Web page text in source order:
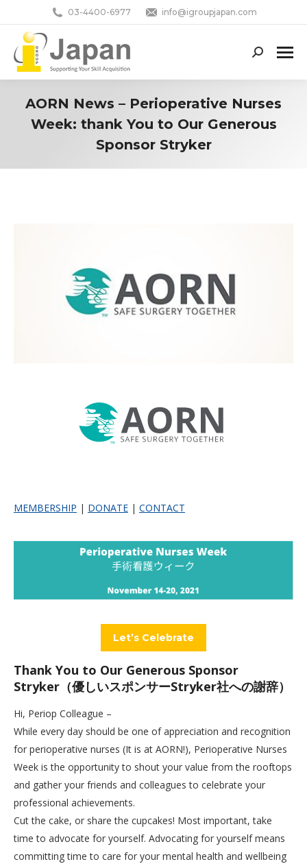
03-4400-6977 info@igroupjapan.com
Search:
AORN News – Perioperative Nurses
Week: thank You to Our Generous
Sponsor Stryker
MEMBERSHIP | DONATE | CONTACT
Let’s Celebrate
Thank You to Our Generous Sponsor
Stryker（優しいスポンサーStryker社への謝辞）
Hi, Periop Colleague –
While every day should be one of appreciation and recognition
for perioperative nurses (It is at AORN!), Perioperative Nurses
Week is the opportunity to shout your value from the rooftops
and gather your friends and colleagues to celebrate your
professional achievements.
Cut the cake, or share the cupcakes! Most important, take
time to advocate for yourself. Advocating for yourself means
committing time to care for your mental health and wellbeing